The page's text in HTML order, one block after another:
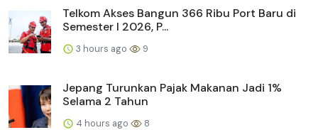
Telkom Akses Bangun 366 Ribu Port Baru di
Semester I 2026, P...
3 hours ago 9
Jepang Turunkan Pajak Makanan Jadi 1%
Selama 2 Tahun
4 hours ago 8